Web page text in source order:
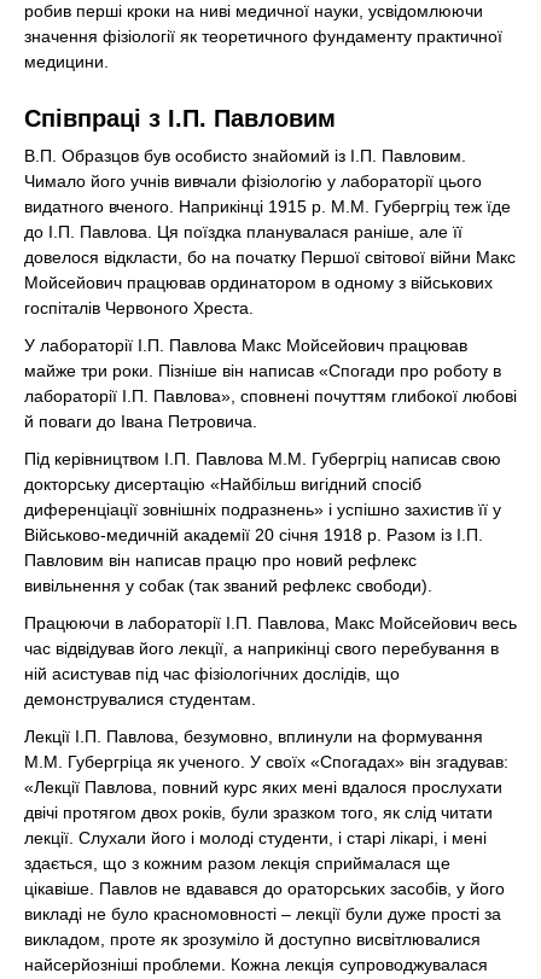
робив перші кроки на ниві медичної науки, усвідомлюючи
значення фізіології як теоретичного фундаменту практичної
медицини.
Співпраці з І.П. Павловим
В.П. Образцов був особисто знайомий із І.П. Павловим.
Чимало його учнів вивчали фізіологію у лабораторії цього
видатного вченого. Наприкінці 1915 р. М.М. Губергріц теж їде
до І.П. Павлова. Ця поїздка планувалася раніше, але її
довелося відкласти, бо на початку Першої світової війни Макс
Мойсейович працював ординатором в одному з військових
госпіталів Червоного Хреста.
У лабораторії І.П. Павлова Макс Мойсейович працював
майже три роки. Пізніше він написав «Спогади про роботу в
лабораторії І.П. Павлова», сповнені почуттям глибокої любові
й поваги до Івана Петровича.
Під керівництвом І.П. Павлова М.М. Губергріц написав свою
докторську дисертацію «Найбільш вигідний спосіб
диференціації зовнішніх подразнень» і успішно захистив її у
Військово-медичній академії 20 січня 1918 р. Разом із І.П.
Павловим він написав працю про новий рефлекс
вивільнення у собак (так званий рефлекс свободи).
Працюючи в лабораторії І.П. Павлова, Макс Мойсейович весь
час відвідував його лекції, а наприкінці свого перебування в
ній асистував під час фізіологічних дослідів, що
демонструвалися студентам.
Лекції І.П. Павлова, безумовно, вплинули на формування
М.М. Губергріца як ученого. У своїх «Спогадах» він згадував:
«Лекції Павлова, повний курс яких мені вдалося прослухати
двічі протягом двох років, були зразком того, як слід читати
лекції. Слухали його і молоді студенти, і старі лікарі, і мені
здається, що з кожним разом лекція сприймалася ще
цікавіше. Павлов не вдавався до ораторських засобів, у його
викладі не було красномовності – лекції були дуже прості за
викладом, проте як зрозуміло й доступно висвітлювалися
найсерйозніші проблеми. Кожна лекція супроводжувалася